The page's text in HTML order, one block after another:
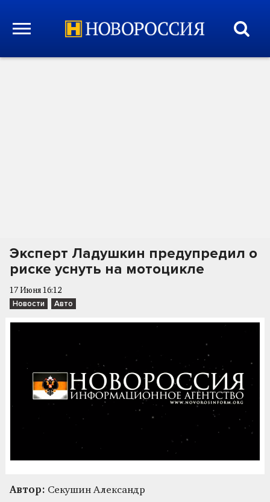
Эксперт Ладушкин предупредил о
риске уснуть на мотоцикле
17 Июня 16:12
Новости Авто
Автор: Секушин Александр